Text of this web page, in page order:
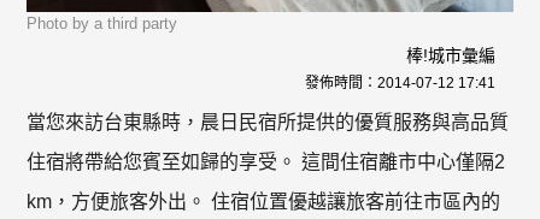
Photo by a third party
棒!城市彙編
發佈時間： 2014-07-12 17:41
當您來訪台東縣時，晨日民宿所提供的優質服務與高品質
住宿將帶給您賓至如歸的享受。 這間住宿離市中心僅隔2
km，方便旅客外出。 住宿位置優越讓旅客前往市區內的